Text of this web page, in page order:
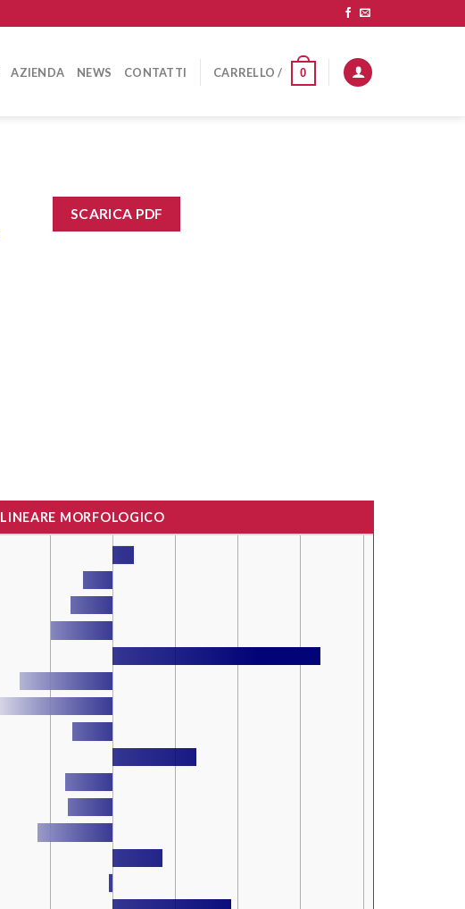
AZIENDA NEWS CONTATTI CARRELLO / 0
SCARICA PDF
LINEARE MORFOLOGICO